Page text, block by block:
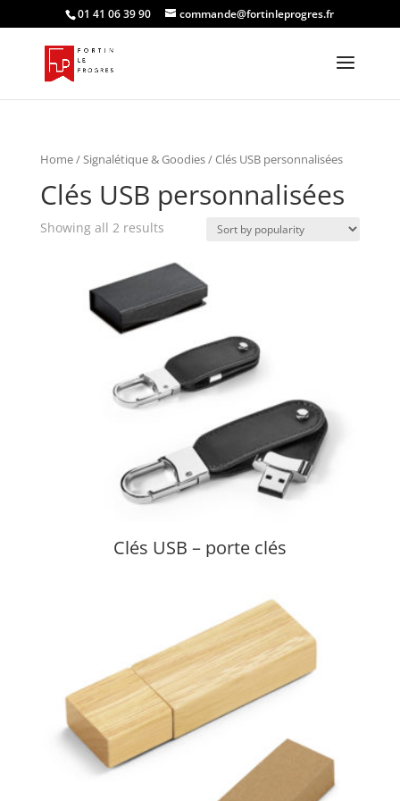
01 41 06 39 90 commande@fortinleprogres.fr
Home/Signalétique & Goodies/ Clés USB personnalisées
Clés USB personnalisées
Showing all 2 results
Clés USB – porte clés